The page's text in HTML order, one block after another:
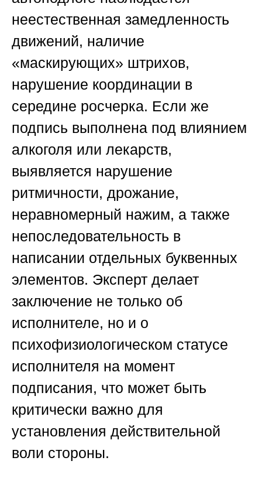
неестественная замедленность
движений, наличие
«маскирующих» штрихов,
нарушение координации в
середине росчерка. Если же
подпись выполнена под влиянием
алкоголя или лекарств,
выявляется нарушение
ритмичности, дрожание,
неравномерный нажим, а также
непоследовательность в
написании отдельных буквенных
элементов. Эксперт делает
заключение не только об
исполнителе, но и о
психофизиологическом статусе
исполнителя на момент
подписания, что может быть
критически важно для
установления действительной
воли стороны.